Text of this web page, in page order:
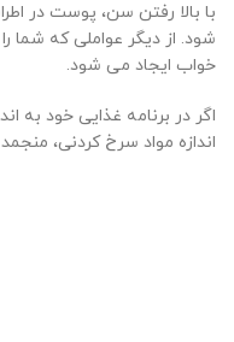
با بالا رفتن سن، پوست در
شود. از دیگر عواملی که
خواب ایجاد می شود.
اگر در برنامه غذایی خود
اندازه مواد سرخ کردنی،